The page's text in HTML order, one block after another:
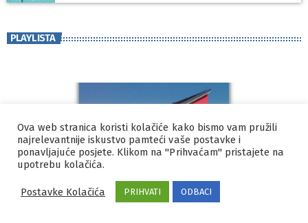
PLAYLISTA
Ova web stranica koristi kolačiće kako bismo vam pružili
najrelevantnije iskustvo pamteći vaše postavke i
ponavljajuće posjete. Klikom na "Prihvaćam" pristajete na
upotrebu kolačića.
Postavke Kolačića PRIHVATI ODBACI